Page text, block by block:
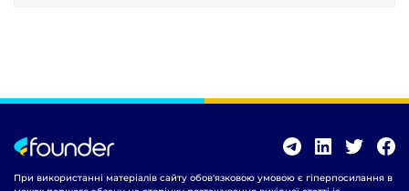
При використанні матеріалів сайту обов'язковою умовою є гіперпосилання в